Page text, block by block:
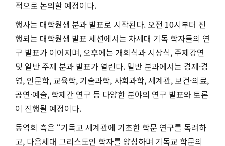
적으로 논의할 예정이다.
행사는 대학원생 분과 발표로 시작된다. 오전 10시부터 진
행되는 대학원생 발표 세션에서는 차세대 기독 학자들의 연
구 발표가 이어지며, 오후에는 개회식과 시상식, 주제강연
및 일반 주제 분과 발표가 열린다. 일반 분과에서는 경제·경
영, 인문학, 교육학, 기술과학, 사회과학, 세계관, 보건·의료,
공연·예술, 학제간 연구 등 다양한 분야의 연구 발표와 토론
이 진행될 예정이다.
동역회 측은 “기독교 세계관에 기초한 학문 연구를 독려하
고, 다음세대 그리스도인 학자를 양성하며 기독교 학문의